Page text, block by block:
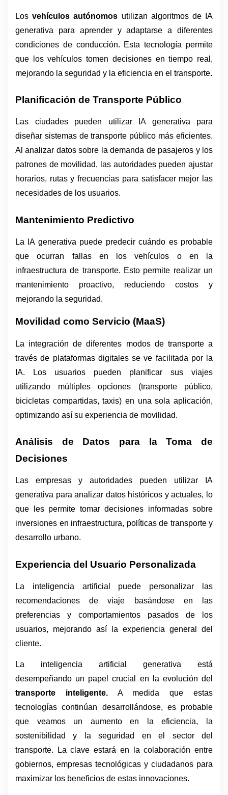
Los vehículos autónomos utilizan algoritmos de IA
generativa para aprender y adaptarse a diferentes
condiciones de conducción. Esta tecnología permite
que los vehículos tomen decisiones en tiempo real,
mejorando la seguridad y la eficiencia en el transporte.
Planificación de Transporte Público
Las ciudades pueden utilizar IA generativa para
diseñar sistemas de transporte público más eficientes.
Al analizar datos sobre la demanda de pasajeros y los
patrones de movilidad, las autoridades pueden ajustar
horarios, rutas y frecuencias para satisfacer mejor las
necesidades de los usuarios.
Mantenimiento Predictivo
La IA generativa puede predecir cuándo es probable
que ocurran fallas en los vehículos o en la
infraestructura de transporte. Esto permite realizar un
mantenimiento proactivo, reduciendo costos y
mejorando la seguridad.
Movilidad como Servicio (MaaS)
La integración de diferentes modos de transporte a
través de plataformas digitales se ve facilitada por la
IA. Los usuarios pueden planificar sus viajes
utilizando múltiples opciones (transporte público,
bicicletas compartidas, taxis) en una sola aplicación,
optimizando así su experiencia de movilidad.
Análisis de Datos para la Toma de
Decisiones
Las empresas y autoridades pueden utilizar IA
generativa para analizar datos históricos y actuales, lo
que les permite tomar decisiones informadas sobre
inversiones en infraestructura, políticas de transporte y
desarrollo urbano.
Experiencia del Usuario Personalizada
La inteligencia artificial puede personalizar las
recomendaciones de viaje basándose en las
preferencias y comportamientos pasados de los
usuarios, mejorando así la experiencia general del
cliente.
La inteligencia artificial generativa está
transporte inteligente. A medida que estas
tecnologías continúan desarrollándose, es probable
que veamos un aumento en la eficiencia, la
sostenibilidad y la seguridad en el sector del
transporte. La clave estará en la colaboración entre
gobiernos, empresas tecnológicas y ciudadanos para
maximizar los beneficios de estas innovaciones.